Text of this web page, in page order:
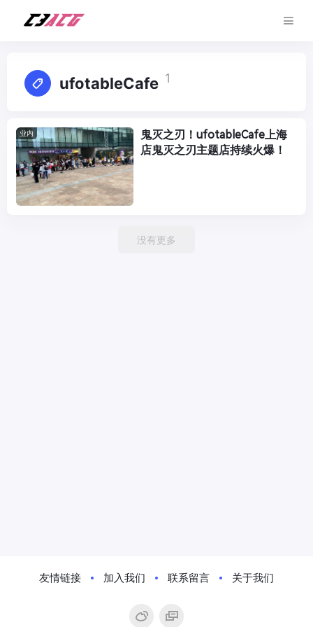
ufotableCafe 1
业内
鬼灭之刃！ufotableCafe上海
店鬼灭之刃主题店持续火爆！
没有更多
友情链接 加入我们 联系留言 关于我们